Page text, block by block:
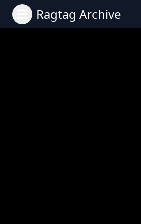
Ragtag Archive